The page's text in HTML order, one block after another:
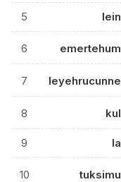
5 lein
6 emertehum
7 leyehrucunne
8 kul
9 la
10 tuksimu